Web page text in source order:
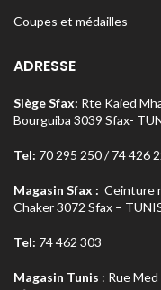
Coupes et médailles
ADRESSE
Siège Sfax: Rte Kaied
Bourguiba 3039 Sfax-
Tel: 70 295 250 / 74 426
Magasin Sfax : Ceinture
Chaker 3072 Sfax –
Tel: 74 462 303
Magasin Tunis : Rue